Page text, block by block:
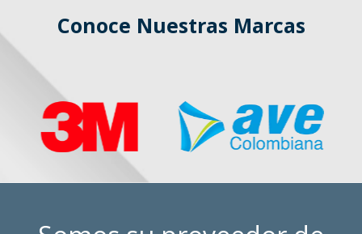
Conoce Nuestras Marcas